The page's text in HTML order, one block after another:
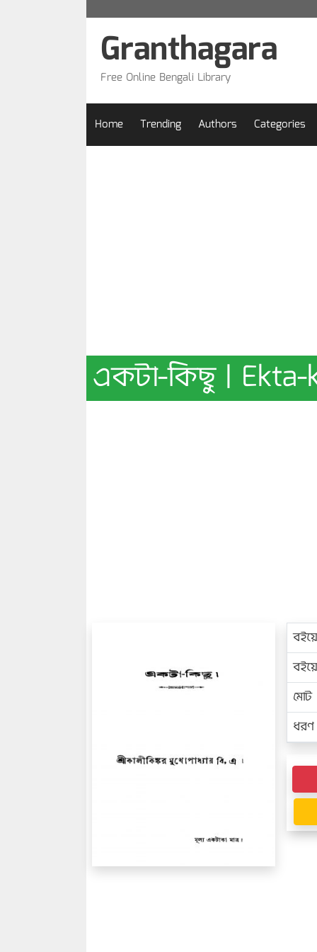
Granthagara
Free Online Bengali Library
Home Trending Authors Categories
একটা-কিছু | Ekta-
মোট
ধরণ